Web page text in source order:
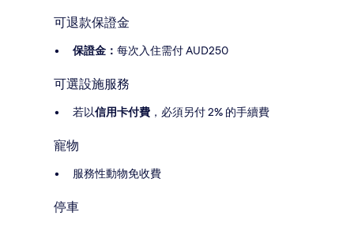
可退款保證金
保證金： 每次入住需付 AUD250
可選設施服務
若以信用卡付費 ，必須另付 2% 的手續費
寵物
服務性動物免收費
停車